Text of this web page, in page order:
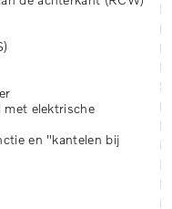
met elektrische
en "kantelen bij